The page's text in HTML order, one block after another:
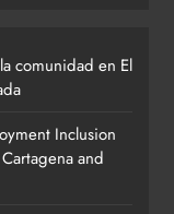
comunidad en El
Inclusion
and